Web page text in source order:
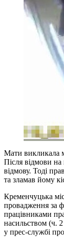
Мати викликала
Після відмови на
відмову. Тоді
та зламав йому
Кременчуцька
провадження за
працівниками
насильством (ч.
у прес-службі